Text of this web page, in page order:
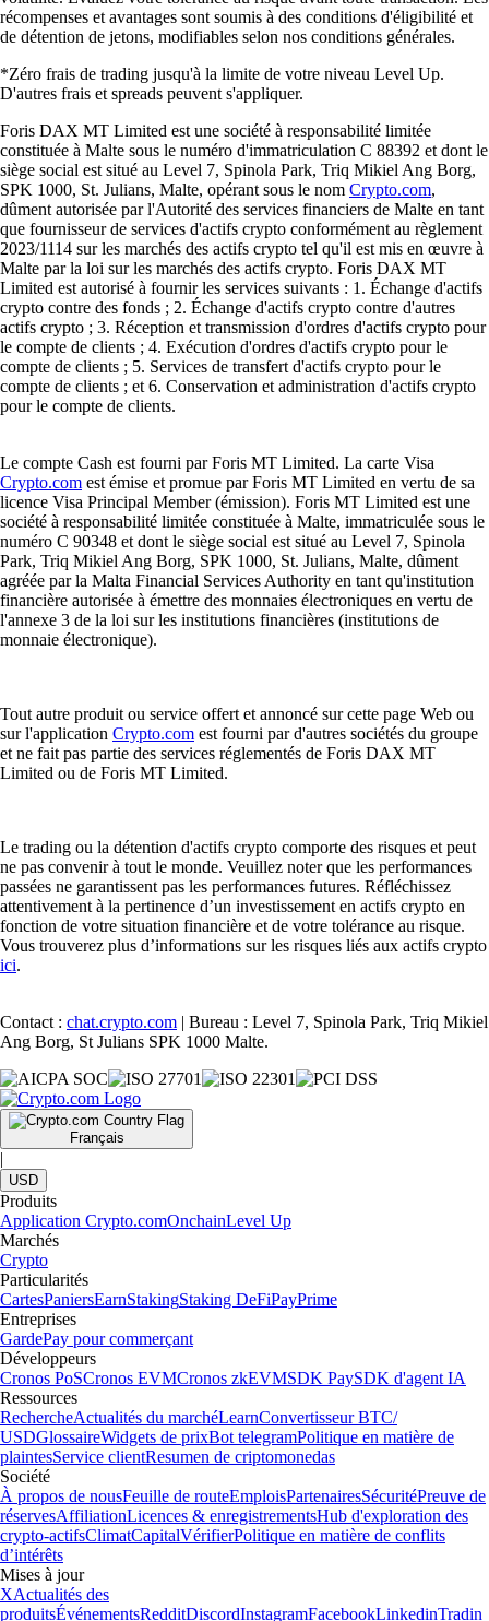
récompenses et avantages sont soumis à des conditions d'éligibilité et
de détention de jetons, modifiables selon nos conditions générales.
*Zéro frais de trading jusqu'à la limite de votre niveau Level Up.
D'autres frais et spreads peuvent s'appliquer.
Foris DAX MT Limited est une société à responsabilité limitée
constituée à Malte sous le numéro d'immatriculation C 88392 et dont le
siège social est situé au Level 7, Spinola Park, Triq Mikiel Ang Borg,
SPK 1000, St. Julians, Malte, opérant sous le nom Crypto.com,
dûment autorisée par l'Autorité des services financiers de Malte en tant
que fournisseur de services d'actifs crypto conformément au règlement
2023/1114 sur les marchés des actifs crypto tel qu'il est mis en œuvre à
Malte par la loi sur les marchés des actifs crypto. Foris DAX MT
Limited est autorisé à fournir les services suivants : 1. Échange d'actifs
crypto contre des fonds ; 2. Échange d'actifs crypto contre d'autres
actifs crypto ; 3. Réception et transmission d'ordres d'actifs crypto pour
le compte de clients ; 4. Exécution d'ordres d'actifs crypto pour le
compte de clients ; 5. Services de transfert d'actifs crypto pour le
compte de clients ; et 6. Conservation et administration d'actifs crypto
pour le compte de clients.
Le compte Cash est fourni par Foris MT Limited. La carte Visa
Crypto.com est émise et promue par Foris MT Limited en vertu de sa
licence Visa Principal Member (émission). Foris MT Limited est une
société à responsabilité limitée constituée à Malte, immatriculée sous le
numéro C 90348 et dont le siège social est situé au Level 7, Spinola
Park, Triq Mikiel Ang Borg, SPK 1000, St. Julians, Malte, dûment
agréée par la Malta Financial Services Authority en tant qu'institution
financière autorisée à émettre des monnaies électroniques en vertu de
l'annexe 3 de la loi sur les institutions financières (institutions de
monnaie électronique).
Tout autre produit ou service offert et annoncé sur cette page Web ou
sur l'application Crypto.com est fourni par d'autres sociétés du groupe
et ne fait pas partie des services réglementés de Foris DAX MT
Limited ou de Foris MT Limited.
Le trading ou la détention d'actifs crypto comporte des risques et peut
ne pas convenir à tout le monde. Veuillez noter que les performances
passées ne garantissent pas les performances futures. Réfléchissez
attentivement à la pertinence d’un investissement en actifs crypto en
fonction de votre situation financière et de votre tolérance au risque.
Vous trouverez plus d’informations sur les risques liés aux actifs crypto
ici.
Contact : chat.crypto.com | Bureau : Level 7, Spinola Park, Triq Mikiel
Ang Borg, St Julians SPK 1000 Malte.
Français
|
USD
Produits
Application Crypto.comOnchainLevel Up
Marchés
Crypto
Particularités
CartesPaniersEarnStakingStaking DeFiPayPrime
Entreprises
GardePay pour commerçant
Développeurs
Cronos PoSCronos EVMCronos zkEVMSDK PaySDK d'agent IA
Ressources
RechercheActualités du marchéLearnConvertisseur BTC/
USDGlossaireWidgets de prixBot telegramPolitique en matière de
plaintesService clientResumen de criptomonedas
Société
À propos de nousFeuille de routeEmploisPartenairesSécuritéPreuve de
réservesAffiliationLicences & enregistrementsHub d'exploration des
crypto-actifsClimatCapitalVérifierPolitique en matière de conflits
d’intérêts
Mises à jour
XActualités des
produitsÉvénementsRedditDiscordInstagramFacebookLinkedinTradin